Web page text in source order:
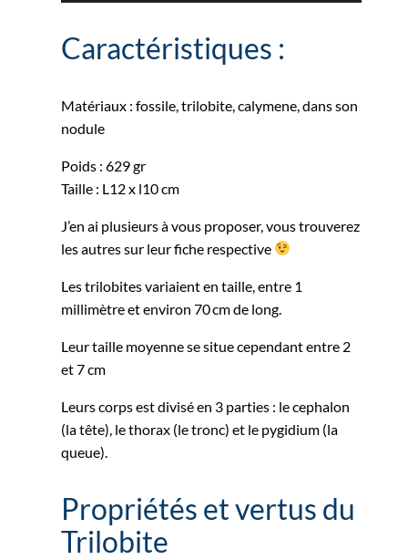
Caractéristiques :
Matériaux : fossile, trilobite, calymene, dans son
nodule
Poids : 629 gr
Taille : L12 x l10 cm
J’en ai plusieurs à vous proposer, vous trouverez
les autres sur leur fiche respective
Les trilobites variaient en taille, entre 1
millimètre et environ 70 cm de long.
Leur taille moyenne se situe cependant entre 2
et 7 cm
Leurs corps est divisé en 3 parties : le cephalon
(la tête), le thorax (le tronc) et le pygidium (la
queue).
Propriétés et vertus du
Trilobite